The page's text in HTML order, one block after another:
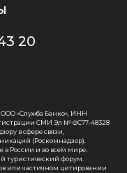
20
«Служба Банко», ИНН
СМИ Эл № ФС77-48328
в сфере связи,
(Роскомнадзор).
России и во всем мире.
туристический форум.
или частичном цитировании